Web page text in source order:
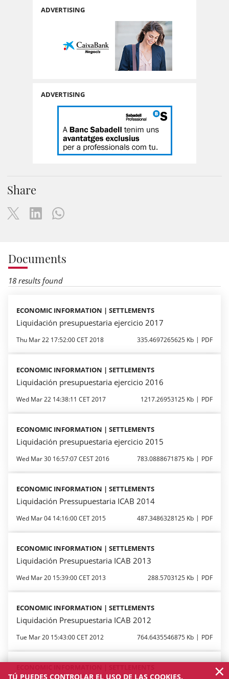
ADVERTISING
ADVERTISING
Share
Documents
18 results found
ECONOMIC INFORMATION | SETTLEMENTS
Liquidación presupuestaria ejercicio 2017
Thu Mar 22 17:52:00 CET 2018 335.4697265625 Kb PDF
ECONOMIC INFORMATION | SETTLEMENTS
Liquidación presupuestaria ejercicio 2016
Wed Mar 22 14:38:11 CET 2017 1217.26953125 Kb PDF
ECONOMIC INFORMATION | SETTLEMENTS
Liquidación presupuestaria ejercicio 2015
Wed Mar 30 16:57:07 CEST 2016 783.0888671875 Kb PDF
ECONOMIC INFORMATION | SETTLEMENTS
Liquidación Pressupuestaria ICAB 2014
Wed Mar 04 14:16:00 CET 2015 487.3486328125 Kb PDF
ECONOMIC INFORMATION | SETTLEMENTS
Liquidación Presupuestaria ICAB 2013
Wed Mar 20 15:39:00 CET 2013 288.5703125 Kb PDF
ECONOMIC INFORMATION | SETTLEMENTS
Liquidación Presupuestaria ICAB 2012
Tue Mar 20 15:43:00 CET 2012 764.6435546875 Kb PDF
TÚ PUEDES CONTROLAR EL USO DE LAS COOKIES. ×